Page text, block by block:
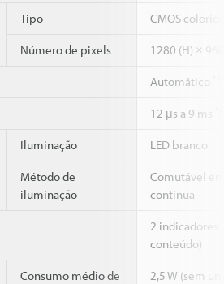
Tipo CMOS
Número de pixels 1280 (H) ×
Automático
12 μs a 9 ms
Iluminação LED branco
Método de
iluminação
Comutável
contínua
2 indicadores
conteúdo)
Consumo médio de
2,5 W (sem